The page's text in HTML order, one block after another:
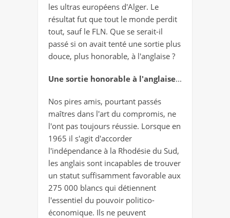
les ultras européens d'Alger. Le
résultat fut que tout le monde perdit
tout, sauf le FLN. Que se serait-il
passé si on avait tenté une sortie plus
douce, plus honorable, à l'anglaise ?
Une sortie honorable à l'anglaise...
Nos pires amis, pourtant passés
maîtres dans l'art du compromis, ne
l'ont pas toujours réussie. Lorsque en
1965 il s'agit d'accorder
l'indépendance à la Rhodésie du Sud,
les anglais sont incapables de trouver
un statut suffisamment favorable aux
275 000 blancs qui détiennent
l'essentiel du pouvoir politico-
économique. Ils ne peuvent